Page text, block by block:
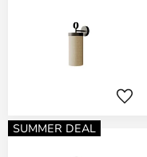
SUMMER DEAL